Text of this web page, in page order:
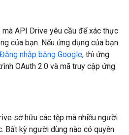
mà API Drive yêu cầu để xác thực
của bạn. Nếu ứng dụng của bạn
Đăng nhập bằng Google, thì ứng
OAuth 2.0 và mã truy cập ứng
sở hữu các tệp mà nhiều người
Bất kỳ người dùng nào có quyền